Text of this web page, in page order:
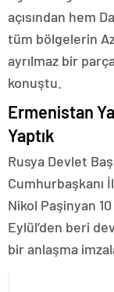
açısından hem
tüm bölgelerin
ayrılmaz bir
konuştu.
Ermenistan
Yaptık
Rusya Devlet
Cumhurbaşkanı
Nikol Paşinyan
Eylül’den beri
bir anlaşma